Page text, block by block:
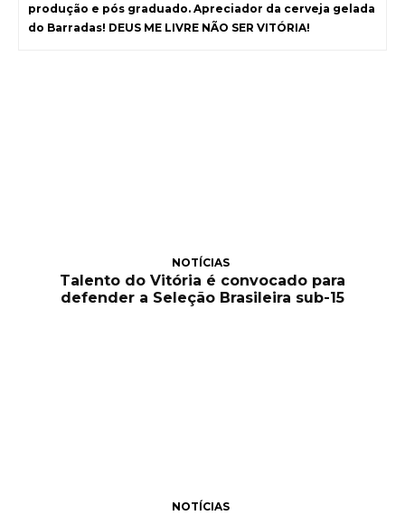
produção e pós graduado. Apreciador da cerveja gelada
do Barradas! DEUS ME LIVRE NÃO SER VITÓRIA!
NOTÍCIAS
Talento do Vitória é convocado para
defender a Seleção Brasileira sub-15
NOTÍCIAS